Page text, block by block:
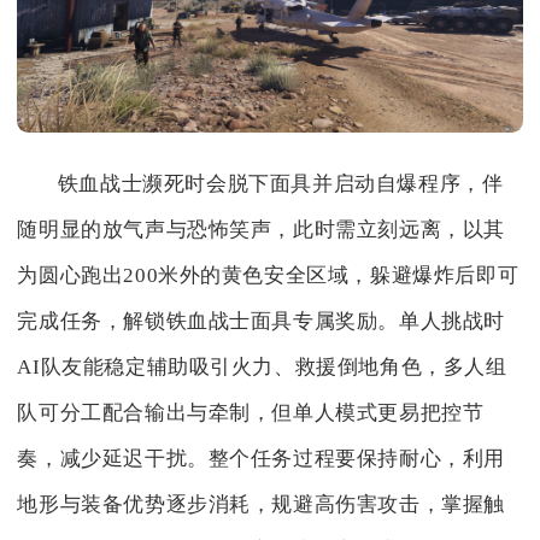
铁血战士濒死时会脱下面具并启动自爆程序，伴
随明显的放气声与恐怖笑声，此时需立刻远离，以其
为圆心跑出200米外的黄色安全区域，躲避爆炸后即可
完成任务，解锁铁血战士面具专属奖励。单人挑战时
AI队友能稳定辅助吸引火力、救援倒地角色，多人组
队可分工配合输出与牵制，但单人模式更易把控节
奏，减少延迟干扰。整个任务过程要保持耐心，利用
地形与装备优势逐步消耗，规避高伤害攻击，掌握触